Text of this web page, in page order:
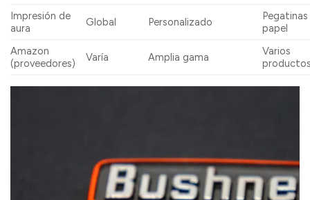
Impresión de
aura
Global Personalizado
papel
Amazon
(proveedores)
Varía Amplia gama
Varios